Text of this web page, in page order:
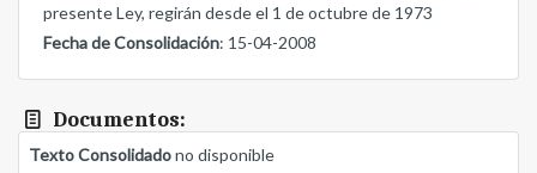
presente Ley, regirán desde el 1 de octubre de 1973
Fecha de Consolidación: 15-04-2008
Documentos:
Texto Consolidadono disponible